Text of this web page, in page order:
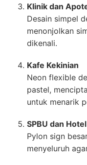
Klinik dan
Desain simpel
menonjolkan
dikenali.
Kafe Kekinian
Neon flexible
pastel,
untuk menarik
SPBU dan Hotel
Pylon sign
menyeluruh